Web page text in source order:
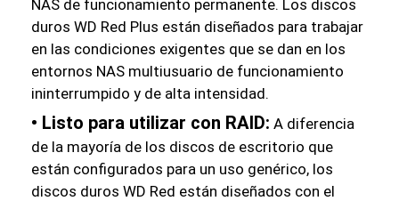
NAS de funcionamiento permanente. Los discos
duros WD Red Plus están diseñados para trabajar
en las condiciones exigentes que se dan en los
entornos NAS multiusuario de funcionamiento
ininterrumpido y de alta intensidad.
• Listo para utilizar con RAID: A diferencia
de la mayoría de los discos de escritorio que
están configurados para un uso genérico, los
discos duros WD Red están diseñados con el